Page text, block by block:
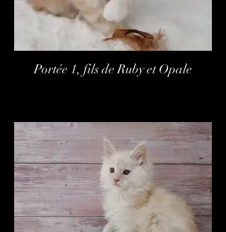
Portée 1, fils de Ruby et Opale